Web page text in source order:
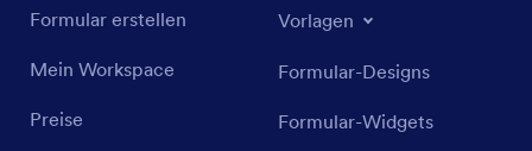
Formular erstellen
Mein Workspace
Preise
Vorlagen
Formular-Designs
Formular-Widgets